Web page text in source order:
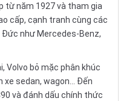
từ năm 1927 và tham gia
cấp, cạnh tranh cùng các
như Mercedes-Benz,
Volvo bỏ mặc phân khúc
sedan, wagon... Đến
và đánh dấu chính thức